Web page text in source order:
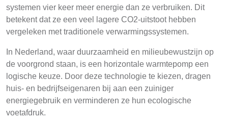
systemen vier keer meer energie dan ze verbruiken. Dit
betekent dat ze een veel lagere CO2-uitstoot hebben
vergeleken met traditionele verwarmingssystemen.
In Nederland, waar duurzaamheid en milieubewustzijn op
de voorgrond staan, is een horizontale warmtepomp een
logische keuze. Door deze technologie te kiezen, dragen
huis- en bedrijfseigenaren bij aan een zuiniger
energiegebruik en verminderen ze hun ecologische
voetafdruk.